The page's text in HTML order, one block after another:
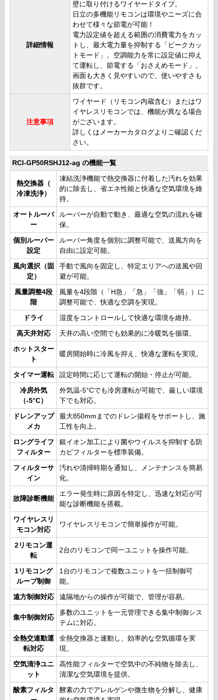
詳細情報
壁に取り付けるワイヤードタイプ。
日立の多機能リモコンは環境やニーズに合
わせて様々な節電が可能！
電力設定値を超える範囲の消費電力をカッ
トし、最大電力量を抑制する「ピークカッ
トモード」。空調能力を常に設定値に抑え
て運転し、節電する「おさえめモード」。
画面も大きく見やすいので、使いやすさも
抜群です。
注意事項
ワイヤード（リモコン内蔵含む）またはワ
イヤレスリモコンでは、機能が異なる場合
がございます。
詳しくはメーカーカタログよりご確認くだ
さい。
RCI-GP50RSHJ12-ag の機能一覧
熱交換器（
冷凍洗浄）
凍結洗浄機能で熱交換器に付着した汚れを効果
的に除去し、省エネ性能と快適な空気環境を維
持。
オートルーバ
ー
ルーバーが自動で動き、最適な空気の流れを確
保。
個別ルーバー
設定
ルーバー角度を個別に調整可能で、送風方向を
自由に設定可能。
風向選択（固
定）
手動で風向を固定し、特定エリアへの送風や回
避が可能。
風量調整4段
階
風量を4段階（「H急」「急」「強」「弱」）に
調整可能で、快適な空調を実現。
ドライ 湿度をコントロールして快適な環境を維持。
高天井対応 天井の高い空間でも効果的に冷暖気を循環。
ホットスター
ト
暖房開始時に冷風を抑え、快適な運転を実現。
タイマー運転 設定時間に応じて運転の開始・停止が可能。
冷房外気
（-5°C）
外気温-5°Cでも冷房運転が可能で、厳しい環境
下でも対応。
ドレンアップ
メカ
最大850mmまでのドレン揚程をサポートし、施
工性を向上。
ロングライフ
フィルター
銀イオン加工により菌やウイルスを抑制する防
カビフィルターを標準装備。
フィルターサ
イン
汚れや清掃時期を通知し、メンテナンスを簡易
化。
故障診断機能
エラー発生時に原因を特定し、迅速な対応が可
能な診断機能を搭載。
ワイヤレスリ
モコン対応
ワイヤレスリモコンで簡単操作が可能。
2リモコン運
転
2台のリモコンで同一ユニットを操作可能。
1リモコング
ループ制御
1台のリモコンで複数ユニットを一括制御可
能。
遠方制御対応 遠隔地からの操作が可能で、管理が容易。
集中制御対応
多数のユニットを一元管理できる集中制御シス
テムに対応。
全熱交連動運
転対応
全熱交換器と連動し、効率的な空気循環を実
現。
空気清浄ユニ
ット
高性能フィルターで空気中の不純物を除去し、
清潔な空気環境を提供。
酸素フィルタ
酵素の力でアレルゲンや微生物を分解し、健康